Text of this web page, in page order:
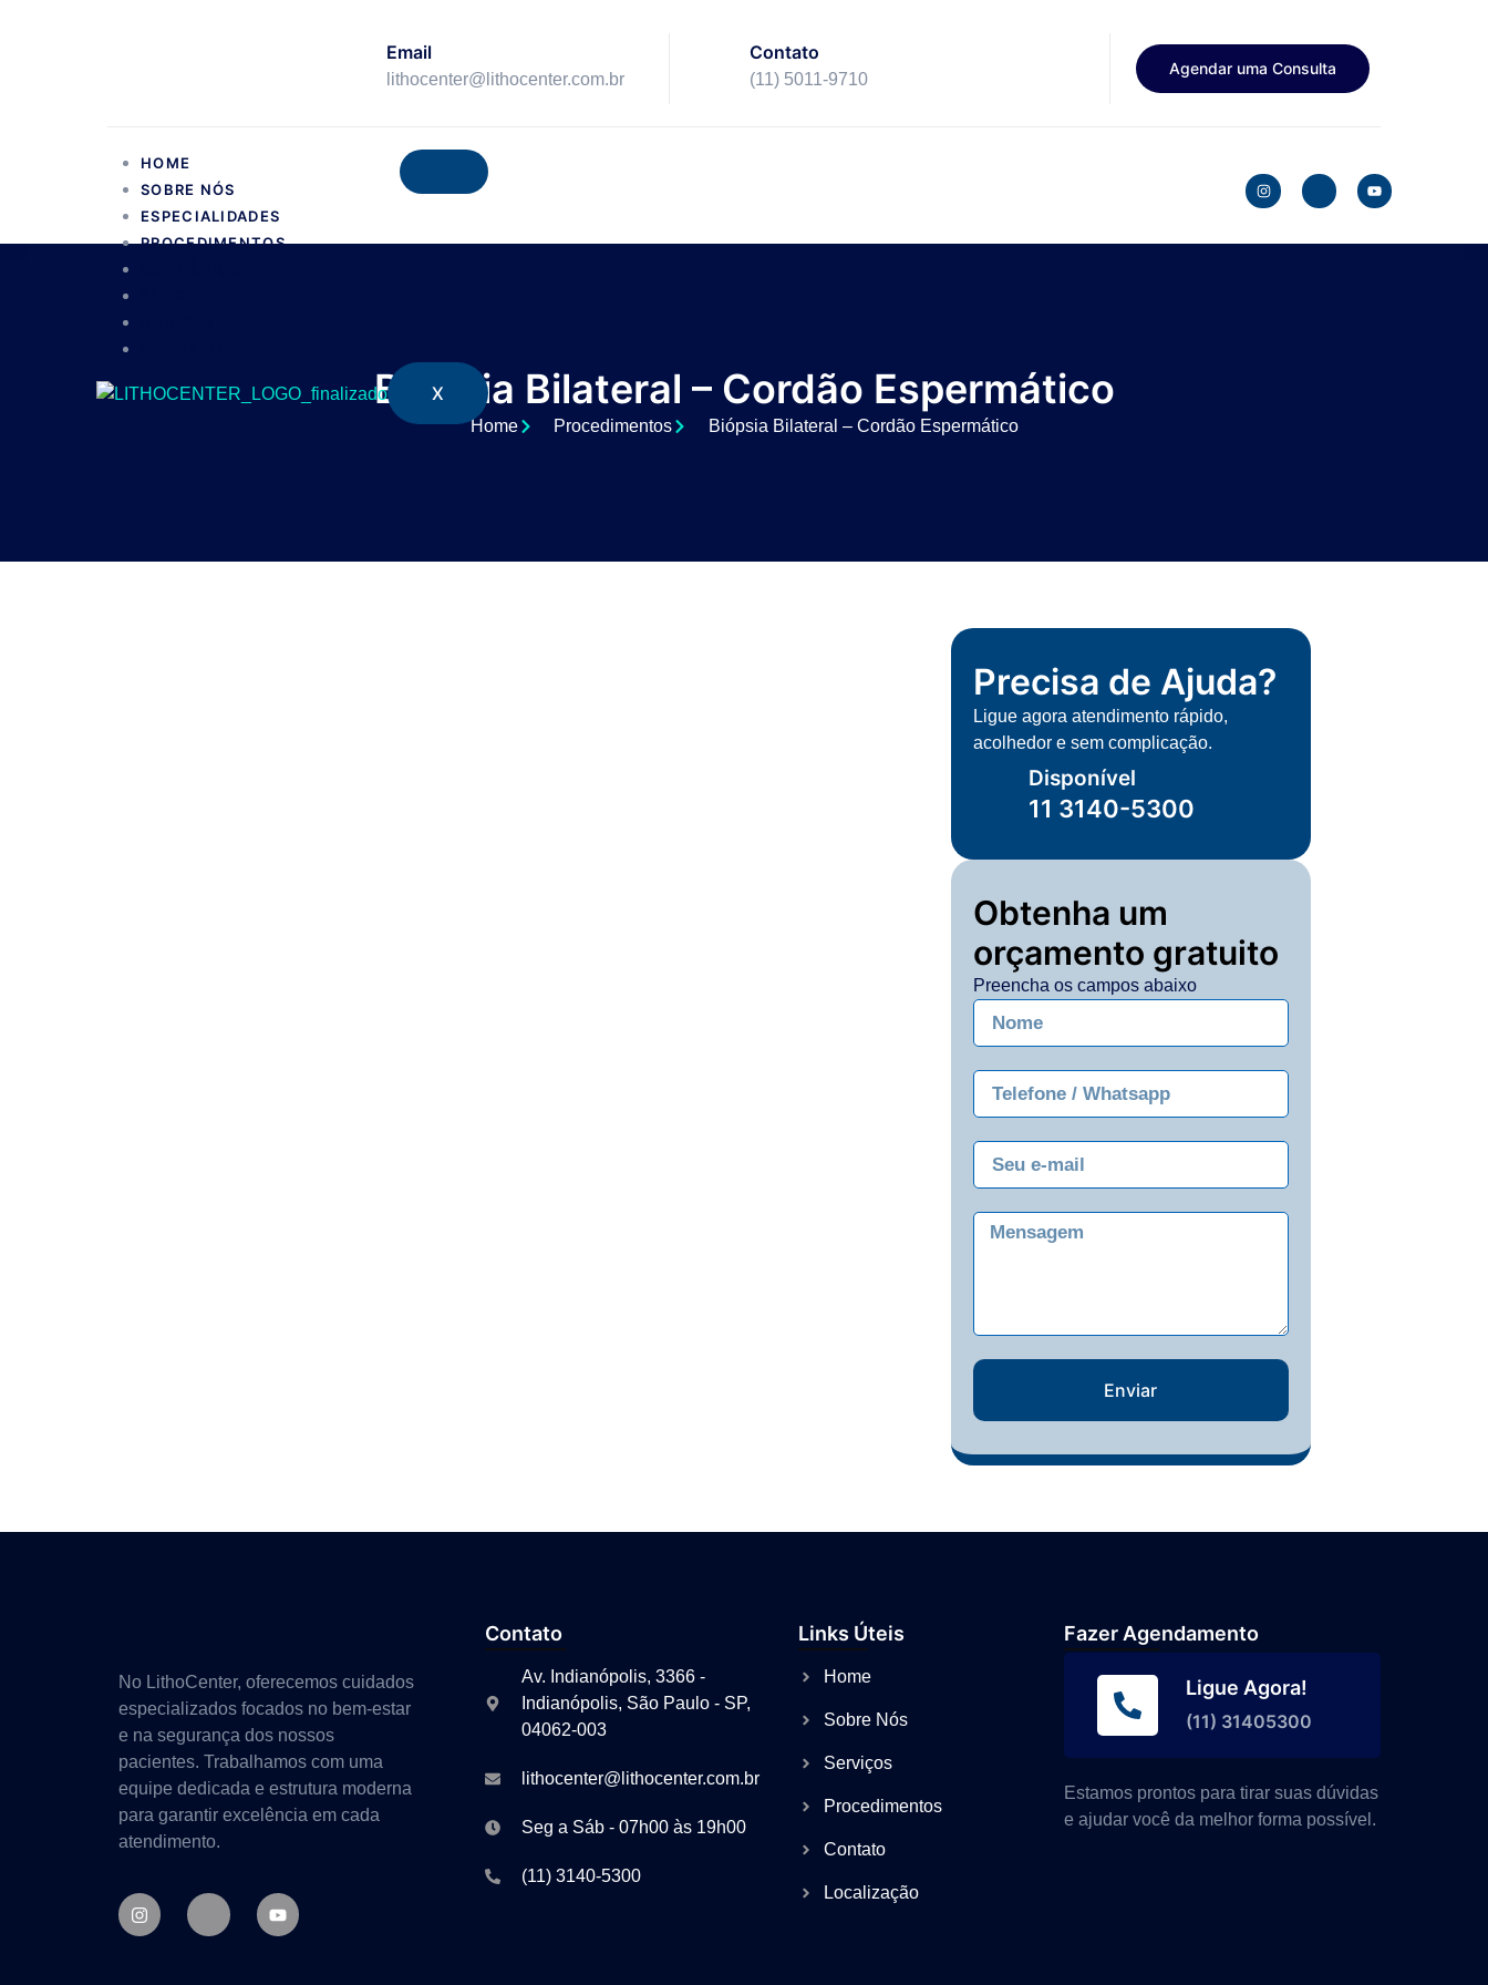
Email
lithocenter@lithocenter.com.br
Contato
(11) 5011-9710
Agendar uma Consulta
HOME
SOBRE NÓS
ESPECIALIDADES
PROCEDIMENTOS
X
Biópsia Bilateral – Cordão Espermático
Home Procedimentos Biópsia Bilateral – Cordão Espermático
Precisa de Ajuda?
Ligue agora atendimento rápido,
acolhedor e sem complicação.
Disponível
11 3140-5300
Obtenha um
orçamento gratuito
Preencha os campos abaixo
Enviar
No LithoCenter, oferecemos cuidados
especializados focados no bem-estar
e na segurança dos nossos
pacientes. Trabalhamos com uma
equipe dedicada e estrutura moderna
para garantir excelência em cada
atendimento.
Contato
Av. Indianópolis, 3366 -
Indianópolis, São Paulo - SP,
04062-003
lithocenter@lithocenter.com.br
Seg a Sáb - 07h00 às 19h00
(11) 3140-5300
Links Úteis
Home
Sobre Nós
Serviços
Procedimentos
Contato
Localização
Fazer Agendamento
Ligue Agora!
(11) 31405300
Estamos prontos para tirar suas dúvidas
e ajudar você da melhor forma possível.